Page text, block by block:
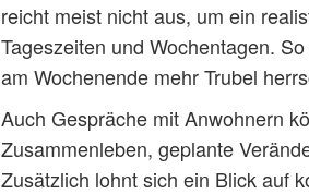
reicht meist nicht aus, um ein
Tageszeiten und Wochentagen.
am Wochenende mehr Trubel
Auch Gespräche mit Anwohnern
Zusammenleben, geplante
Zusätzlich lohnt sich ein Blick auf